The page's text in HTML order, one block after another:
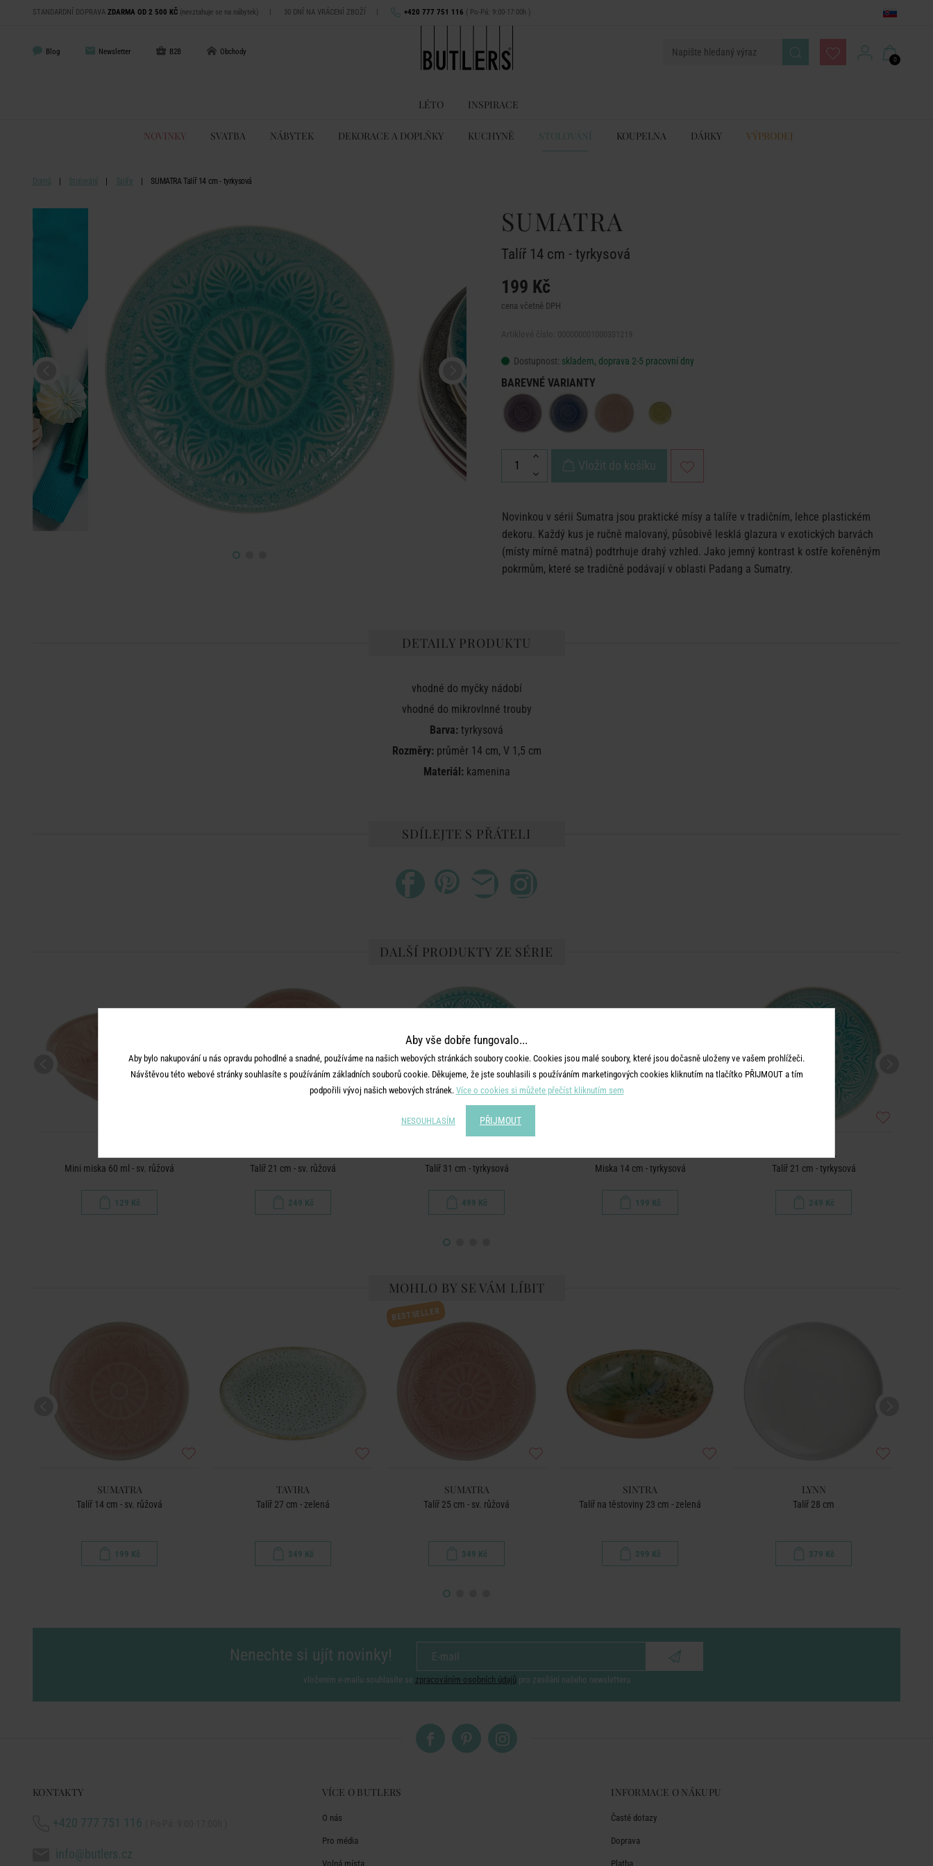
STANDARDNÍ DOPRAVA ZDARMA OD 2 500 KČ (nevztahuje se na nábytek) | 30 DNÍ NA VRÁCENÍ ZBOŽÍ | +420 777 751 116 ( Po-Pá: 9:00-17:00h )
Blog Newsletter B2B Obchody
0
LÉTO INSPIRACE
NOVINKY SVATBA NÁBYTEK DEKORACE A DOPLŇKY KUCHYNĚ STOLOVÁNÍ KOUPELNA DÁRKY VÝPRODEJ
Domů Stolování Talíře SUMATRA Talíř 14 cm - tyrkysová
SUMATRA
Talíř 14 cm - tyrkysová
199 Kč
cena včetně DPH
Dostupnost: skladem, doprava 2-5 pracovní dny
BAREVNÉ VARIANTY
Vložit do košíku
Novinkou v sérii Sumatra jsou praktické mísy a talíře v tradičním, lehce plastickém
dekoru. Každý kus je ručně malovaný, působivě lesklá glazura v exotických barvách
(místy mírně matná) podtrhuje drahý vzhled. Jako jemný kontrast k ostře kořeněným
pokrmům, které se tradičně podávají v oblasti Padang a Sumatry.
DETAILY PRODUKTU
vhodné do myčky nádobí
vhodné do mikrovlnné trouby
Barva: tyrkysová
Rozměry:průměr 14 cm, V 1,5 cm
Materiál:kamenina
SDÍLEJTE S PŘÁTELI
DALŠÍ PRODUKTY ZE SÉRIE
Mini miska 60 ml - sv. růžová
129 Kč
Talíř 21 cm - sv. růžová
249 Kč
Talíř 31 cm - tyrkysová
499 Kč
Miska 14 cm - tyrkysová
199 Kč
SUMATRA
Talíř 21 cm - tyrkysová
249 Kč
MOHLO BY SE VÁM LÍBIT
SUMATRA
Talíř 14 cm - sv. růžová
199 Kč
TAVIRA
Talíř 27 cm - zelená
349 Kč
BESTSELLER
SUMATRA
Talíř 25 cm - sv. růžová
349 Kč
SINTRA
Talíř na těstoviny 23 cm - zelená
399 Kč
LYNN
Talíř 28 cm
379 Kč
Nenechte si ujít novinky!
vložením e-mailu souhlasíte se zpracováním osobních údajů pro zasílání našeho newsletteru
KONTAKTY
+420 777 751 116
info@butlers.cz
VÍCE O BUTLERS
O nás
Pro média
Volná místa
INFORMACE O NÁKUPU
Časté dotazy
Doprava
Platba
Aby vše dobře fungovalo...
Aby bylo nakupování u nás opravdu pohodlné a snadné, používáme na našich webových stránkách soubory cookie. Cookies jsou malé soubory, které jsou dočasně uloženy ve vašem prohlížeči.
Návštěvou této webové stránky souhlasíte s používáním základních souborů cookie. Děkujeme, že jste souhlasili s používáním marketingových cookies kliknutím na tlačítko PŘIJMOUT a tím
podpořili vývoj našich webových stránek. Více o cookies si můžete přečíst kliknutím sem
NESOUHLASÍM PŘIJMOUT